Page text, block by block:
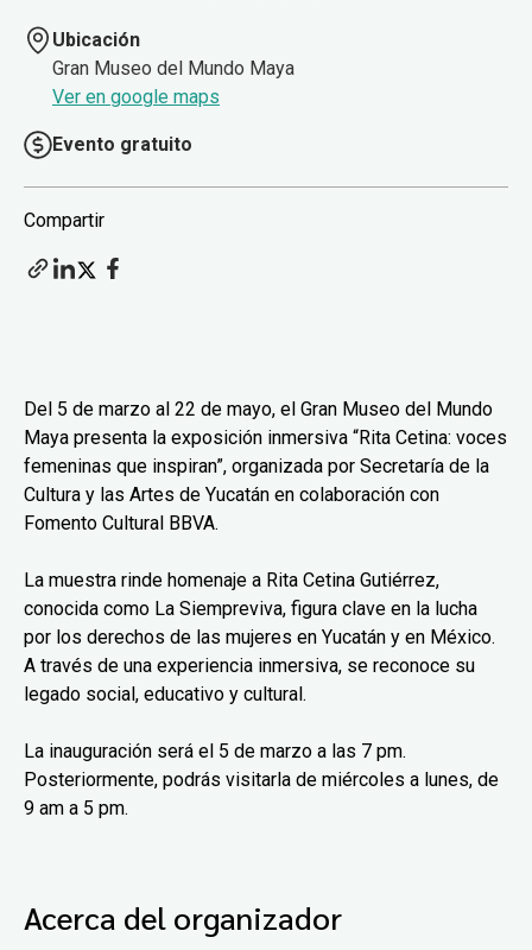
Ubicación
Gran Museo del Mundo Maya
Ver en google maps
Evento gratuito
Compartir
Del 5 de marzo al 22 de mayo, el Gran Museo del Mundo
Maya presenta la exposición inmersiva “Rita Cetina: voces
femeninas que inspiran”, organizada por Secretaría de la
Cultura y las Artes de Yucatán en colaboración con
Fomento Cultural BBVA.
La muestra rinde homenaje a Rita Cetina Gutiérrez,
conocida como La Siempreviva, figura clave en la lucha
por los derechos de las mujeres en Yucatán y en México.
A través de una experiencia inmersiva, se reconoce su
legado social, educativo y cultural.
La inauguración será el 5 de marzo a las 7 pm.
Posteriormente, podrás visitarla de miércoles a lunes, de
9 am a 5 pm.
Acerca del organizador